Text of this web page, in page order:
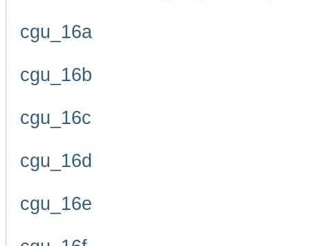
cgu_16a
cgu_16b
cgu_16c
cgu_16d
cgu_16e